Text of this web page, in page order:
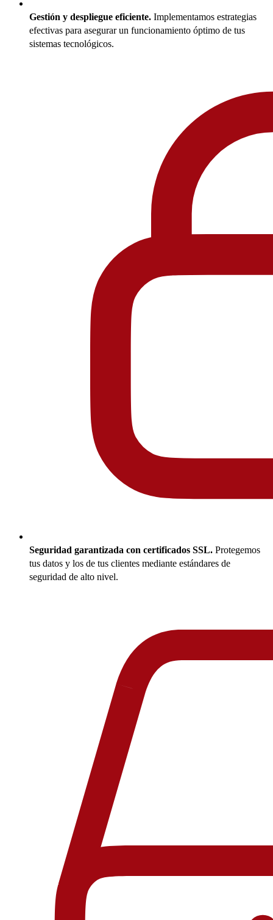
Gestión y despliegue eficiente. Implementamos estrategias
efectivas para asegurar un funcionamiento óptimo de tus
sistemas tecnológicos.
Seguridad garantizada con certificados SSL. Protegemos
tus datos y los de tus clientes mediante estándares de
seguridad de alto nivel.